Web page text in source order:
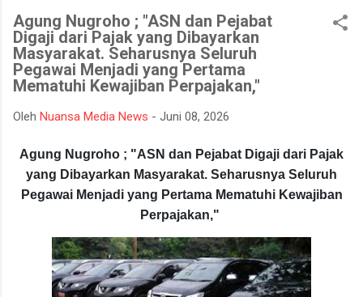
bencana asap akibat kebakaran hutan dan lahan yang kerap
terjadi pada musim kemarau. Apel dan gladi lapangan diikuti
oleh unsur TNI, Polri, BPBD, Manggala Agni, Dinas Pemadam
Kebakaran, instansi pemerintah daerah, relawan, serta berbagai
elemen masyarakat. Melalui kegiatan ini, seluruh peserta
mendapatkan gambaran mengenai mekanisme penanganan
personel dan peralatan, hingga simulasi pe...
Agung Nugroho ; "ASN dan Pejabat
Digaji dari Pajak yang Dibayarkan
Masyarakat. Seharusnya Seluruh
Pegawai Menjadi yang Pertama
Mematuhi Kewajiban Perpajakan,"
Oleh Nuansa Media News - Juni 08, 2026
Agung Nugroho ; "ASN dan Pejabat Digaji dari Pajak
yang Dibayarkan Masyarakat. Seharusnya Seluruh
Pegawai Menjadi yang Pertama Mematuhi Kewajiban
Perpajakan,"